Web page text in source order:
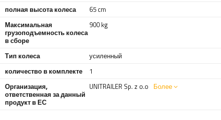
полная высота колеса
65 cm
Максимальная
грузоподъемность колеса
в сборе
900 kg
Тип колеса
усиленный
количество в комплекте
1
Организация,
ответственная за данный
продукт в ЕС
UNITRAILER Sp. z o.o Более